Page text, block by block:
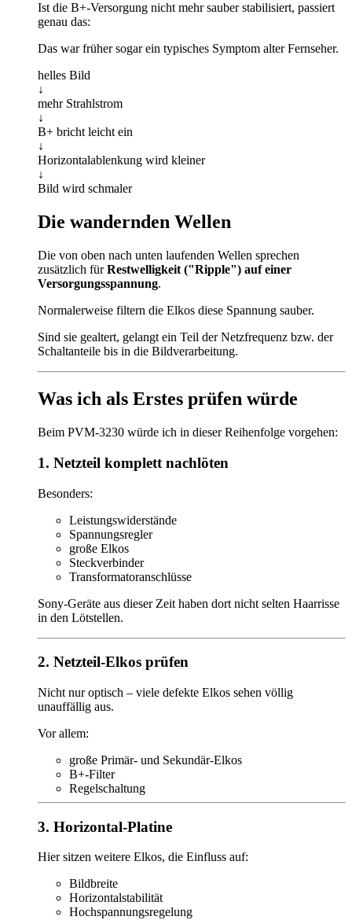
Ist die B+-Versorgung nicht mehr sauber stabilisiert, passiert
genau das:
Das war früher sogar ein typisches Symptom alter Fernseher.
helles Bild
↓
mehr Strahlstrom
↓
B+ bricht leicht ein
↓
Horizontalablenkung wird kleiner
↓
Bild wird schmaler
Die wandernden Wellen
Die von oben nach unten laufenden Wellen sprechen
zusätzlich fürRestwelligkeit ("Ripple") auf einer
Versorgungsspannung.
Normalerweise filtern die Elkos diese Spannung sauber.
Sind sie gealtert, gelangt ein Teil der Netzfrequenz bzw. der
Schaltanteile bis in die Bildverarbeitung.
Was ich als Erstes prüfen würde
Beim PVM-3230 würde ich in dieser Reihenfolge vorgehen:
1. Netzteil komplett nachlöten
Besonders:
Leistungswiderstände
Spannungsregler
große Elkos
Steckverbinder
Transformatoranschlüsse
Sony-Geräte aus dieser Zeit haben dort nicht selten Haarrisse
in den Lötstellen.
2. Netzteil-Elkos prüfen
Nicht nur optisch – viele defekte Elkos sehen völlig
unauffällig aus.
Vor allem:
große Primär- und Sekundär-Elkos
B+-Filter
Regelschaltung
3. Horizontal-Platine
Hier sitzen weitere Elkos, die Einfluss auf:
Bildbreite
Horizontalstabilität
Hochspannungsregelung